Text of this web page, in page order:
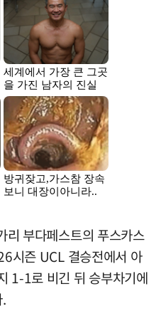
리 부다페스트의 푸스카스
시즌 UCL 결승전에서 아
1-1로 비긴 뒤 승부차기에